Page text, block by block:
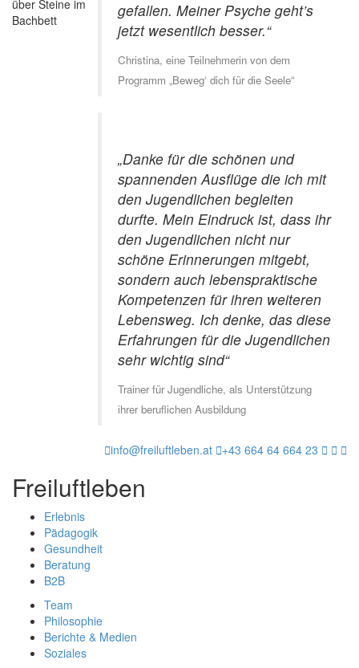
gefallen. Meiner Psyche geht’s
jetzt wesentlich besser.“
Christina, eine Teilnehmerin von dem
Programm „Beweg‘ dich für die Seele“
„Danke für die schönen und
spannenden Ausflüge die ich mit
den Jugendlichen begleiten
durfte. Mein Eindruck ist, dass ihr
den Jugendlichen nicht nur
schöne Erinnerungen mitgebt,
sondern auch lebenspraktische
Kompetenzen für ihren weiteren
Lebensweg. Ich denke, das diese
Erfahrungen für die Jugendlichen
sehr wichtig sind“
Trainer für Jugendliche, als Unterstützung
ihrer beruflichen Ausbildung
info@freiluftleben.at +43 664 64 664 23
Freiluftleben
Erlebnis
Pädagogik
Gesundheit
Beratung
B2B
Team
Philosophie
Berichte & Medien
Soziales